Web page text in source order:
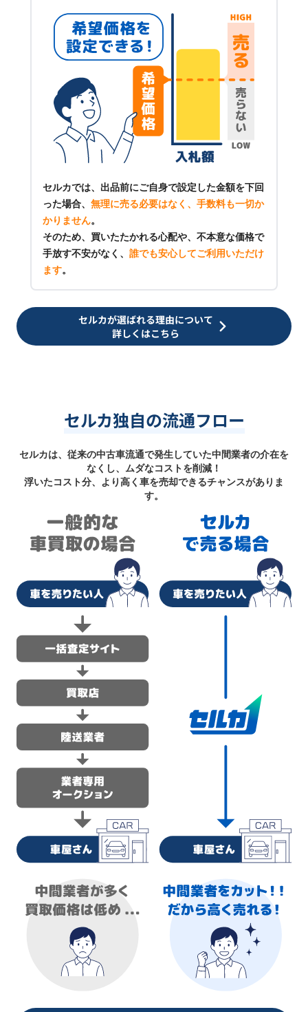
セルカでは、出品前にご自身で設定した金額を下回
った場合、 無理に売る必要はなく、手数料も一切か
かりません。
そのため、買いたたかれる心配や、不本意な価格で
手放す不安がなく、 誰でも安心してご利用いただけ
ます。
セルカが選ばれる理由について
詳しくはこちら
セルカ独自の流通フロー
セルカは、従来の中古車流通で発生していた中間業者の介在を
なくし、ムダなコストを削減！
浮いたコスト分、より高く車を売却できるチャンスがありま
す。